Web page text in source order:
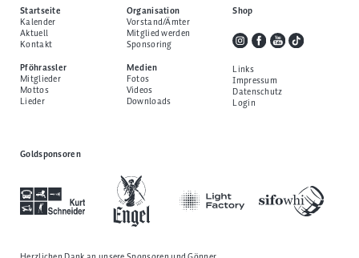
Startseite
Kalender
Aktuell
Kontakt
Pföhrassler
Mitglieder
Mottos
Lieder
Organisation
Vorstand/Ämter
Mitglied werden
Sponsoring
Medien
Fotos
Videos
Downloads
Shop
Links
Impressum
Datenschutz
Login
Goldsponsoren